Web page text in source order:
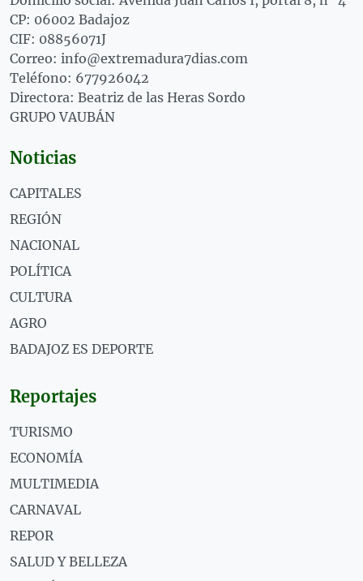
CP: 06002 Badajoz
CIF: 08856071J
Correo: info@extremadura7dias.com
Teléfono: 677926042
Directora: Beatriz de las Heras Sordo
GRUPO VAUBÁN
Noticias
CAPITALES
REGIÓN
NACIONAL
POLÍTICA
CULTURA
AGRO
BADAJOZ ES DEPORTE
Reportajes
TURISMO
ECONOMÍA
MULTIMEDIA
CARNAVAL
REPOR
SALUD Y BELLEZA